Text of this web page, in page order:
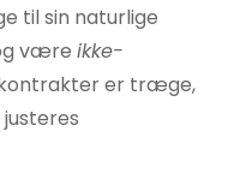
til sin naturlige
være ikke-
er træge,